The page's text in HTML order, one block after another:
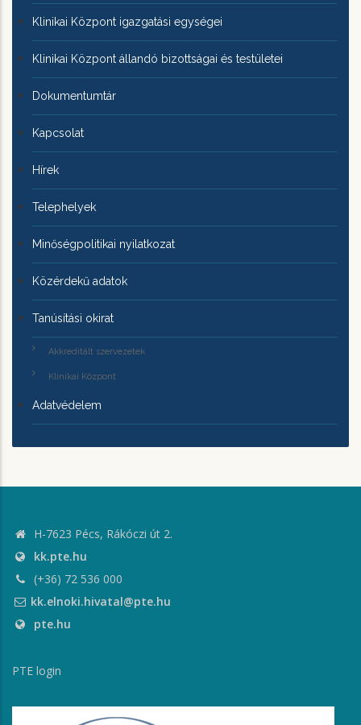
Klinikai Központ igazgatási egységei
Klinikai Központ állandó bizottságai és testületei
Dokumentumtár
Kapcsolat
Hírek
Telephelyek
Minőségpolitikai nyilatkozat
Közérdekű adatok
Tanúsítási okirat
Akkreditált szervezetek
Klinikai Központ
Adatvédelem
H-7623 Pécs, Rákóczi út 2.
kk.pte.hu
(+36) 72 536 000
kk.elnoki.hivatal@pte.hu
pte.hu
PTE login